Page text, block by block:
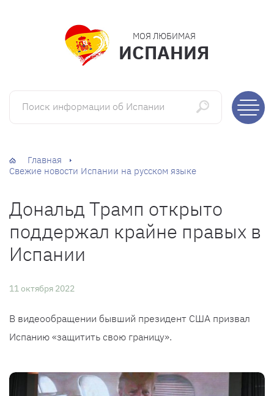
МОЯ ЛЮБИМАЯ
ИСПАНИЯ
Поиск информации об Испании
Главная
Свежие новости Испании на русском языке
Дональд Трамп открыто
поддержал крайне правых в
Испании
11 октября 2022
В видеообращении бывший президент США призвал
Испанию «защитить свою границу».